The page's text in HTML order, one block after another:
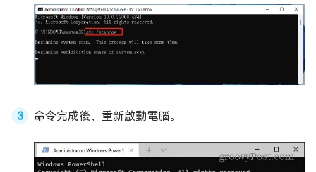
命令完成後，重新啟動電腦。